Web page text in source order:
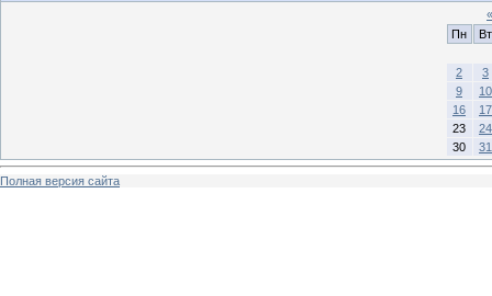
«
Пн
Вт
2
3
9
10
16
17
23
24
30
31
Полная версия сайта